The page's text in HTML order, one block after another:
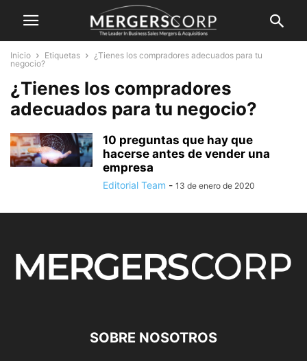
Inicio Etiquetas
¿Tienes los compradores adecuados para tu
negocio?
¿Tienes los compradores
adecuados para tu negocio?
10 preguntas que hay que
hacerse antes de vender una
empresa
Editorial Team - 13 de enero de 2020
SOBRE NOSOTROS